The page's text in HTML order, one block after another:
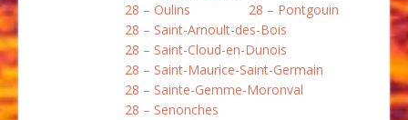
28 – Oulins
28 – Pontgouin
28 – Saint-Arnoult-des-Bois
28 – Saint-Cloud-en-Dunois
28 – Saint-Maurice-Saint-Germain
28 – Sainte-Gemme-Moronval
28 – Senonches